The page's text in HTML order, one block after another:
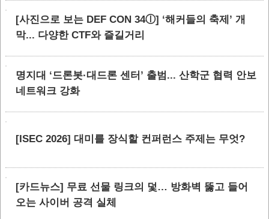
[사진으로 보는 DEF CON 34ⓛ] ‘해커들의 축제’ 개
막... 다양한 CTF와 즐길거리
명지대 ‘드론봇·대드론 센터’ 출범... 산학군 협력 안보
네트워크 강화
[ISEC 2026] 대미를 장식할 컨퍼런스 주제는 무엇?
[카드뉴스] 무료 선물 링크의 덫… 방화벽 뚫고 들어
오는 사이버 공격 실체